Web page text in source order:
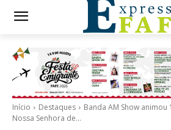
Início Destaques
Banda AM Show animou
Nossa Senhora de...